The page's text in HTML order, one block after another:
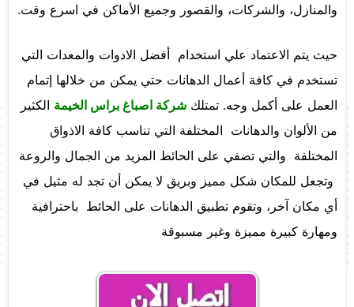
والمنازل، والشركات، والقصور وجميع الأماكن في اسرع وقت.
حيث يتم الاعتماد علي استخدام أفضل الادوات والمعدات التي
تستخدم في كافة أعمال الدهانات حتي يمكن من خلالها إتمام
العمل على أكمل وجه. تمتلك شركة اصباغ براس الخيمة الكثير
من الألوان والدهانات المختلفة التي تناسب كافة الاذواق
المختلفة والتي تضفي على الحائط المزيد من الجمال والروعة
وتجعل للمكان شكل مميز وبريق لا يمكن أن تجد له مثيل في
أي مكان آخر، وتقوم تطبيق الدهانات على الحائط باحترافية
ومهارة كبيرة مميزة وغير مسبوقة